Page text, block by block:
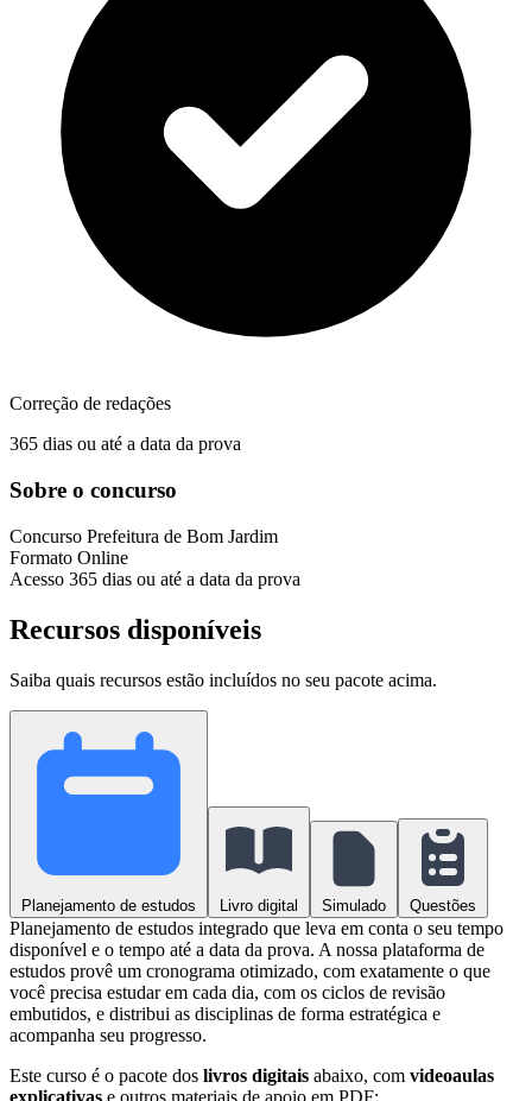
Correção de redações
365 dias ou até a data da prova
Sobre o concurso
Concurso Prefeitura de Bom Jardim
Formato Online
Acesso 365 dias ou até a data da prova
Recursos disponíveis
Saiba quais recursos estão incluídos no seu pacote acima.
Planejamento de estudos Livro digital Simulado Questões
Planejamento de estudos integrado que leva em conta o seu tempo
disponível e o tempo até a data da prova. A nossa plataforma de
estudos provê um cronograma otimizado, com exatamente o que
você precisa estudar em cada dia, com os ciclos de revisão
embutidos, e distribui as disciplinas de forma estratégica e
acompanha seu progresso.
Este curso é o pacote dos livros digitais abaixo, com videoaulas
explicativas e outros materiais de apoio em PDF: